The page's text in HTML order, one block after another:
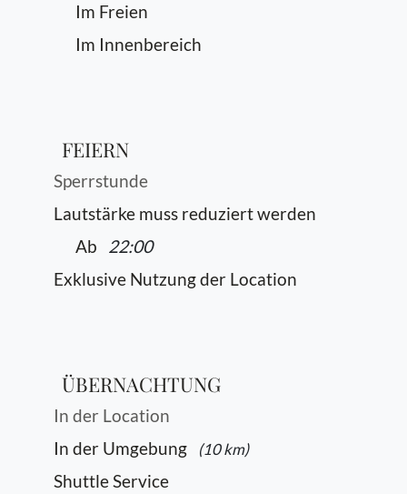
Im Freien
Im Innenbereich
FEIERN
Sperrstunde
Lautstärke muss reduziert werden
Ab
22:00
Exklusive Nutzung der Location
ÜBERNACHTUNG
In der Location
In der Umgebung
(10 km)
Shuttle Service